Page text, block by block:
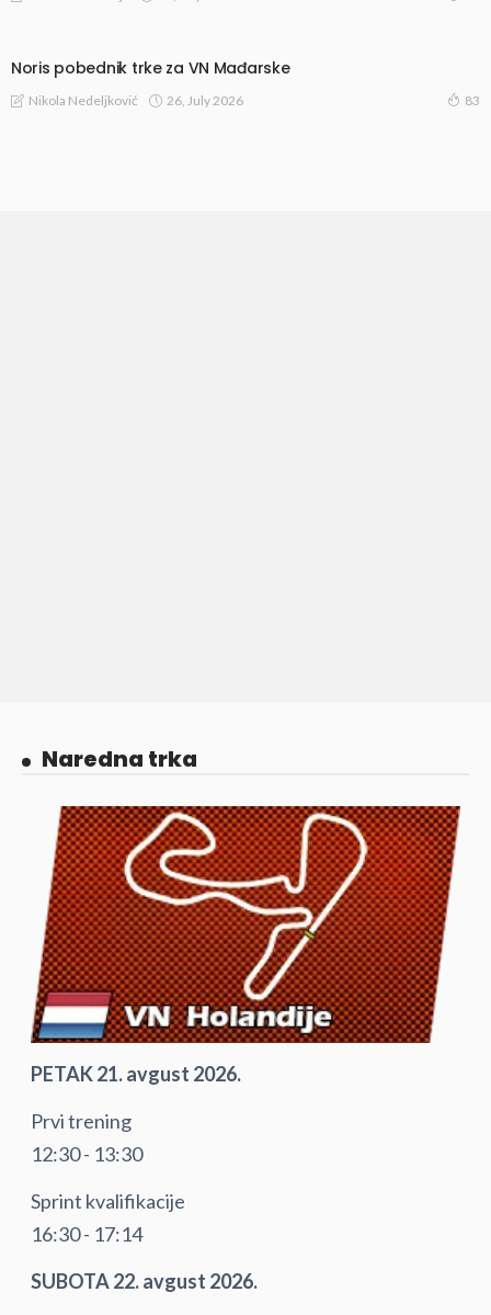
Noris pobednik trke za VN Mađarske
Nikola Nedeljković 26, July 2026 83
Naredna trka
PETAK 21. avgust 2026.
Prvi trening
12:30 - 13:30
Sprint kvalifikacije
16:30 - 17:14
SUBOTA 22. avgust 2026.